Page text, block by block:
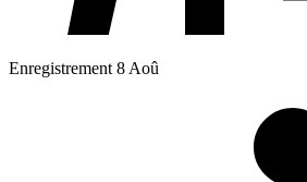
Enregistrement 8 Aoû